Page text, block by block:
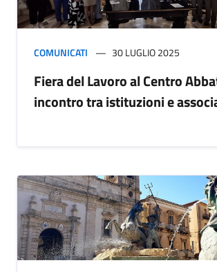
COMUNICATI 30 LUGLIO 2025
Fiera del Lavoro al Centro
incontro tra istituzioni e